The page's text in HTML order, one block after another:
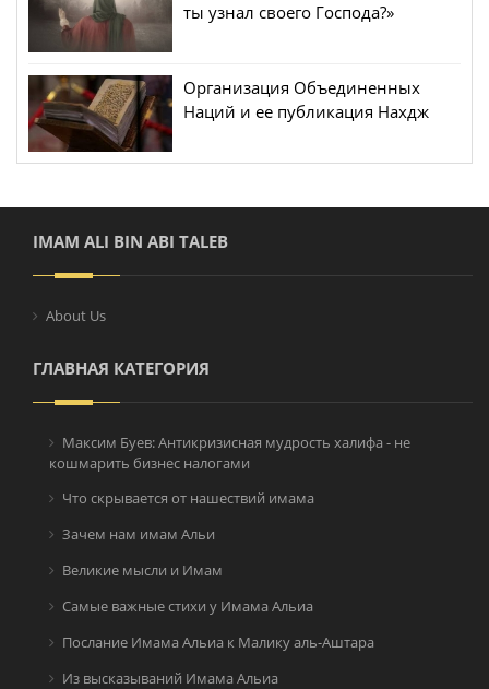
ты узнал своего Господа?»
Организация Объединенных
Наций и ее публикация Нахдж
IMAM ALI BIN ABI TALEB
About Us
ГЛАВНАЯ КАТЕГОРИЯ
Максим Буев: Антикризисная мудрость халифа - не
кошмарить бизнес налогами
Что скрывается от нашествий имама
Зачем нам имам Альи
Великие мысли и Имам
Самые важные стихи у Имама Альиа
Послание Имама Альиа к Малику аль-Аштара
Из высказываний Имама Альиа